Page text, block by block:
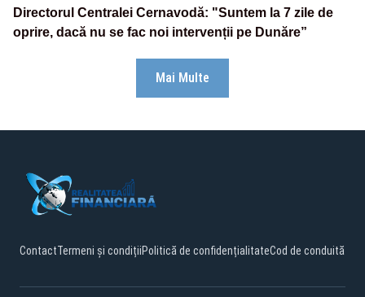
Directorul Centralei Cernavodă: "Suntem la 7 zile de
oprire, dacă nu se fac noi intervenții pe Dunăre”
Mai Multe
ContactTermeni și condițiiPolitică de confidențialitateCod de conduită